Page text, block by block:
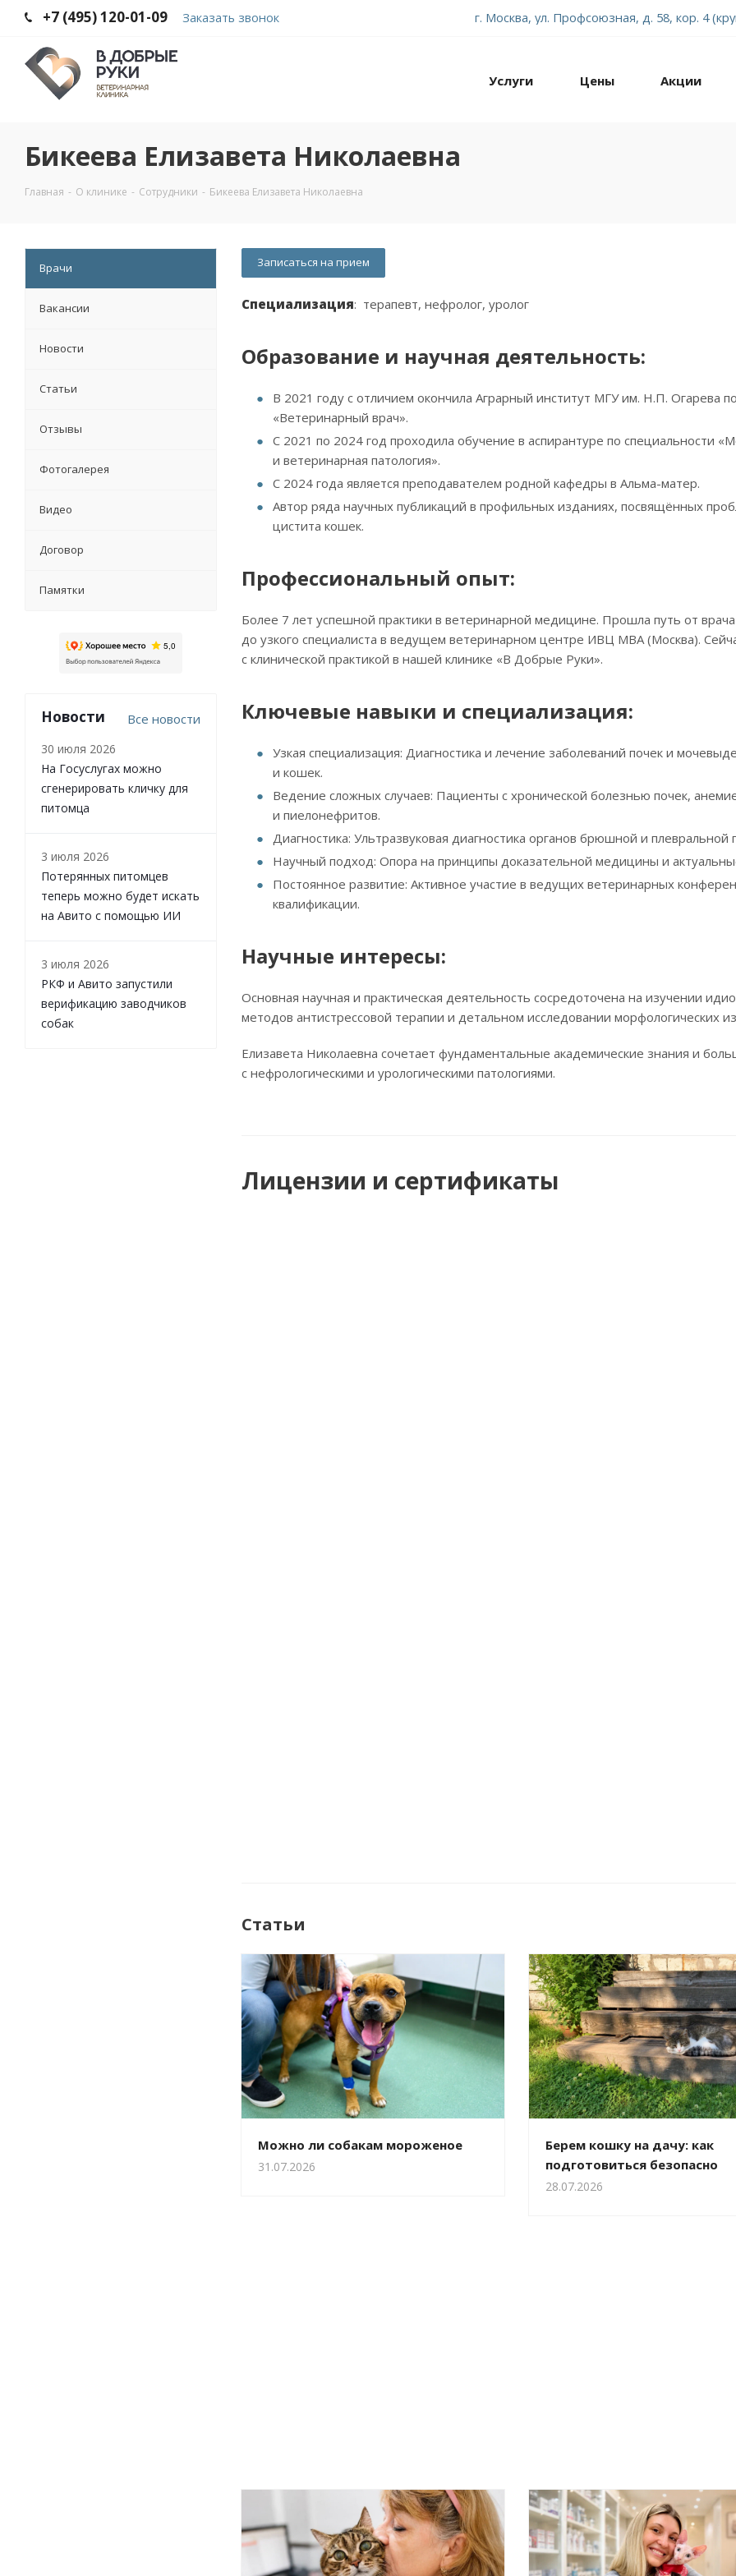
+7 (495) 120-01-09 Заказать звонок г. Москва, ул. Профсоюзная, д. 58, кор. 4
Услуги Цены Акции
Бикеева Елизавета Николаевна
Главная - О клинике - Сотрудники - Бикеева Елизавета Николаевна
Записаться на прием
Специализация: терапевт, нефролог, уролог
Образование и научная деятельность:
В 2021 году с отличием окончила Аграрный институт МГУ им. Н.П. Огарева
«Ветеринарный врач».
С 2021 по 2024 год проходила обучение в аспирантуре по специальности
и ветеринарная патология».
С 2024 года является преподавателем родной кафедры в Альма-матер.
Автор ряда научных публикаций в профильных изданиях, посвящённых
цистита кошек.
Профессиональный опыт:
Более 7 лет успешной практики в ветеринарной медицине. Прошла путь от
до узкого специалиста в ведущем ветеринарном центре ИВЦ МВА (Москва).
с клинической практикой в нашей клинике «В Добрые Руки».
Ключевые навыки и специализация:
Узкая специализация: Диагностика и лечение заболеваний почек и
и кошек.
Ведение сложных случаев: Пациенты с хронической болезнью почек,
и пиелонефритов.
Диагностика: Ультразвуковая диагностика органов брюшной и плевральной
Научный подход: Опора на принципы доказательной медицины и
Постоянное развитие: Активное участие в ведущих ветеринарных
квалификации.
Научные интересы:
Основная научная и практическая деятельность сосредоточена на изучении
методов антистрессовой терапии и детальном исследовании морфологических
Елизавета Николаевна сочетает фундаментальные академические знания и
с нефрологическими и урологическими патологиями.
Лицензии и сертификаты
Статьи
Можно ли собакам мороженое
31.07.2026
Берем кошку на дачу: как
подготовиться безопасно
28.07.2026
Врачи
Вакансии
Новости
Статьи
Отзывы
Фотогалерея
Видео
Договор
Памятки
Новости Все новости
30 июля 2026
На Госуслугах можно
сгенерировать кличку для
питомца
3 июля 2026
Потерянных питомцев
теперь можно будет искать
на Авито с помощью ИИ
3 июля 2026
РКФ и Авито запустили
верификацию заводчиков
собак